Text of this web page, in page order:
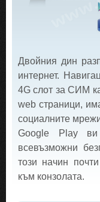
Двойния дин
интернет.
4G слот за СИМ
web страници,
социалните
Google Play ви
всевъзможни
този начин
към конзолата.